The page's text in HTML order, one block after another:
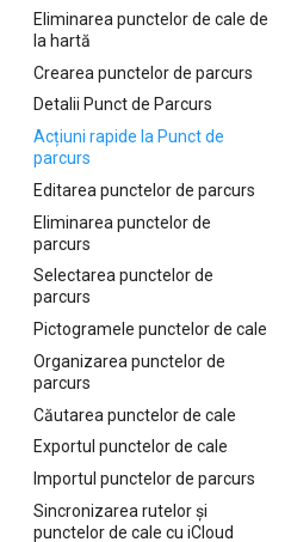
Eliminarea punctelor de cale de
la hartă
Crearea punctelor de parcurs
Detalii Punct de Parcurs
Acțiuni rapide la Punct de
parcurs
Editarea punctelor de parcurs
Eliminarea punctelor de
parcurs
Selectarea punctelor de
parcurs
Pictogramele punctelor de cale
Organizarea punctelor de
parcurs
Căutarea punctelor de cale
Exportul punctelor de cale
Importul punctelor de parcurs
Sincronizarea rutelor și
punctelor de cale cu iCloud